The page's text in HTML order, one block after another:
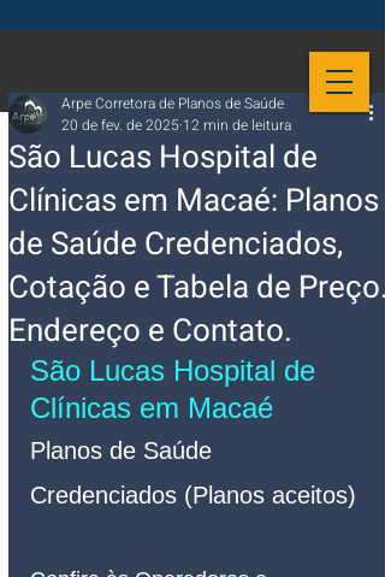
São Lucas Hospital de
Clínicas em Macaé: Planos
de Saúde Credenciados,
Cotação e Tabela de Preço.
Endereço e Contato.
Arpe Corretora de Planos de Saúde
20 de fev. de 2025 12 min de leitura
São Lucas Hospital de
Clínicas em Macaé
Planos de Saúde
Credenciados (Planos aceitos)